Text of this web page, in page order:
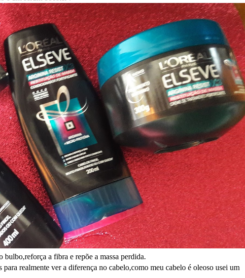
a fibra e repõe a massa perdida.
realmente ver a diferença no cabelo,como meu cabelo é oleoso usei um